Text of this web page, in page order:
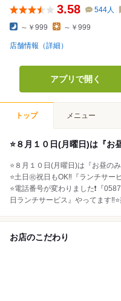
3.58 544人
～￥999 ～￥999
店舗情報（詳細）
アプリで開く
トップ メニュー
⭐️８月１０日(月曜日)は『お
⭐️８月１０日(月曜日)は『お昼のみ
⭐️土日㊗️祝日もOK‼️『ランチサー
⭐️電話番号が変わりました❗️『
日ランチサービス』やってます
お店のこだわり